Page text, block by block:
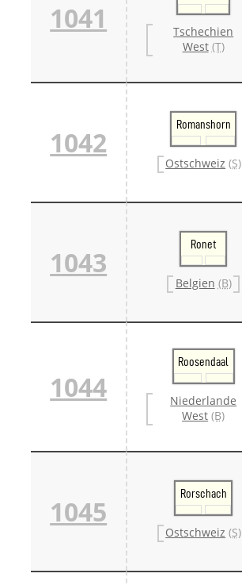
1041
Tschechien
West (T)
1042
Romanshorn
Ostschweiz (S)
1043
Ronet
Belgien (B)
1044
Roosendaal
Niederlande
West (B)
1045
Rorschach
Ostschweiz (S)